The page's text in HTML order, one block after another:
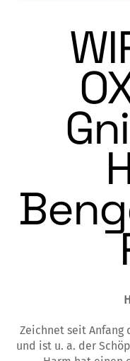
Zeichnet seit Anfang
und ist u. a. der